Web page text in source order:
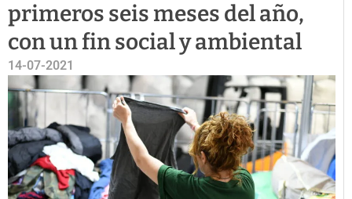
primeros seis meses del año,
con un fin social y ambiental
14-07-2021